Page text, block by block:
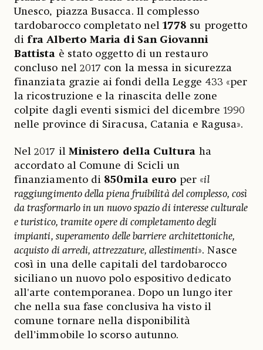
Unesco, piazza Busacca. Il complesso
tardobarocco completato nel1778 su progetto
difra Alberto Maria di San Giovanni
Battista è stato oggetto di un restauro
concluso nel 2017 con la messa in sicurezza
finanziata grazie ai fondi della Legge 433 «per
la ricostruzione e la rinascita delle zone
colpite dagli eventi sismici del dicembre 1990
nelle province di Siracusa, Catania e Ragusa».
Nel 2017 il Ministero della Cultura ha
accordato al Comune di Scicli un
finanziamento di 850mila euro per «il
raggiungimento della piena fruibilità del complesso, così
da trasformarlo in un nuovo spazio di interesse culturale
e turistico, tramite opere di completamento degli
impianti, superamento delle barriere architettoniche,
acquisto di arredi, attrezzature, allestimenti». Nasce
così in una delle capitali del tardobarocco
siciliano un nuovo polo espositivo dedicato
all'arte contemporanea. Dopo un lungo iter
che nella sua fase conclusiva ha visto il
comune tornare nella disponibilità
dell’immobile lo scorso autunno.